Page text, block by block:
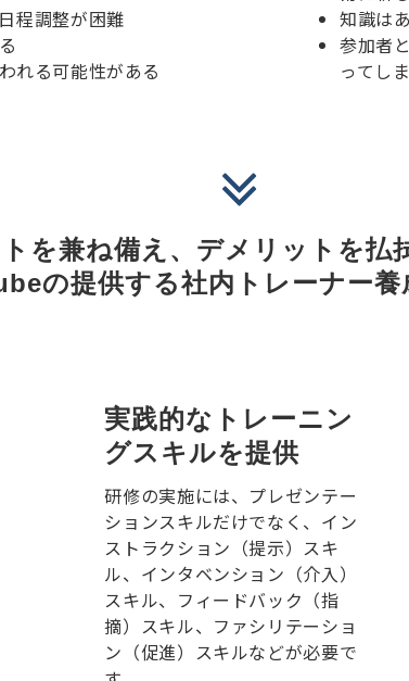
程調整が困難
れる可能性がある
知識は
参加者
ってし
を兼ね備え、デメリットを払
の提供する社内トレーナー養
実践的なトレーニン
グスキルを提供
研修の実施には、プレゼンテー
ションスキルだけでなく、イン
ストラクション（提示）スキ
ル、インタベンション（介入）
スキル、フィードバック（指
摘）スキル、ファシリテーショ
ン（促進）スキルなどが必要で